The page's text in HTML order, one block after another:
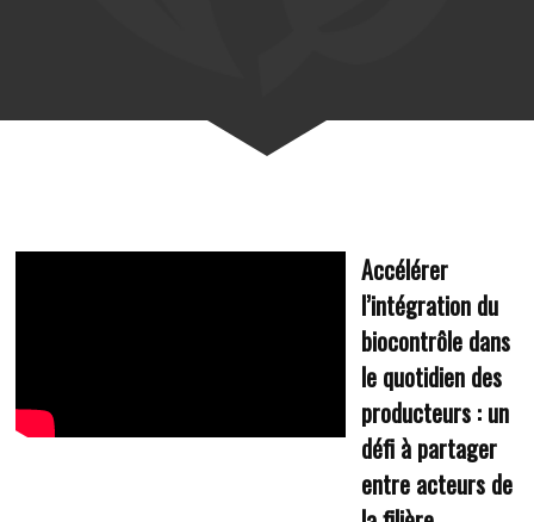
Accélérer
l’intégration du
biocontrôle dans
le quotidien des
producteurs : un
défi à partager
entre acteurs de